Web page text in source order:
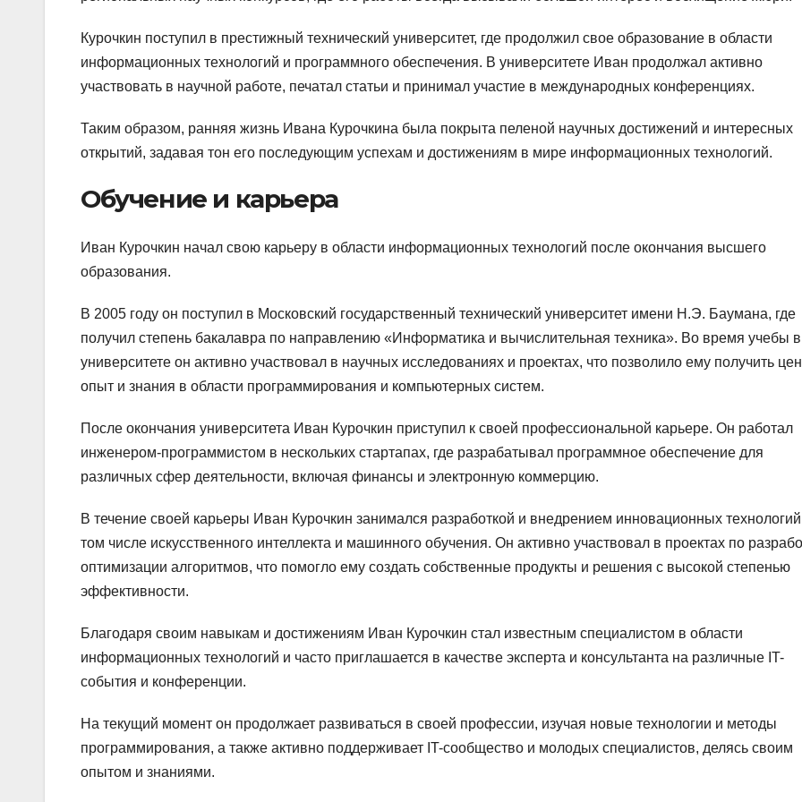
Курочкин поступил в престижный технический университет, где продолжил свое образование в области
информационных технологий и программного обеспечения. В университете Иван продолжал активно
участвовать в научной работе, печатал статьи и принимал участие в международных конференциях.
Таким образом, ранняя жизнь Ивана Курочкина была покрыта пеленой научных достижений и интересных
открытий, задавая тон его последующим успехам и достижениям в мире информационных технологий.
Обучение и карьера
Иван Курочкин начал свою карьеру в области информационных технологий после окончания высшего
образования.
В 2005 году он поступил в Московский государственный технический университет имени Н.Э. Баумана, где
получил степень бакалавра по направлению «Информатика и вычислительная техника». Во время учебы в
университете он активно участвовал в научных исследованиях и проектах, что позволило ему получить
опыт и знания в области программирования и компьютерных систем.
После окончания университета Иван Курочкин приступил к своей профессиональной карьере. Он работал
инженером-программистом в нескольких стартапах, где разрабатывал программное обеспечение для
различных сфер деятельности, включая финансы и электронную коммерцию.
В течение своей карьеры Иван Курочкин занимался разработкой и внедрением инновационных
том числе искусственного интеллекта и машинного обучения. Он активно участвовал в проектах по
оптимизации алгоритмов, что помогло ему создать собственные продукты и решения с высокой степенью
эффективности.
Благодаря своим навыкам и достижениям Иван Курочкин стал известным специалистом в области
информационных технологий и часто приглашается в качестве эксперта и консультанта на различные IT-
события и конференции.
На текущий момент он продолжает развиваться в своей профессии, изучая новые технологии и методы
программирования, а также активно поддерживает IT-сообщество и молодых специалистов, делясь своим
опытом и знаниями.